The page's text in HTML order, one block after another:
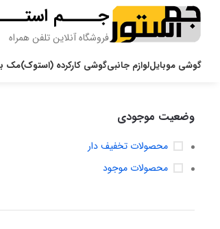
جـــــم
فروشگاه آنلاین تلفن همراه
گوشی موبایللوازم جانبیگوشی کارکرده (استوک)مک
وضعیت موجودی
محصولات تخفیف دار
محصولات موجود